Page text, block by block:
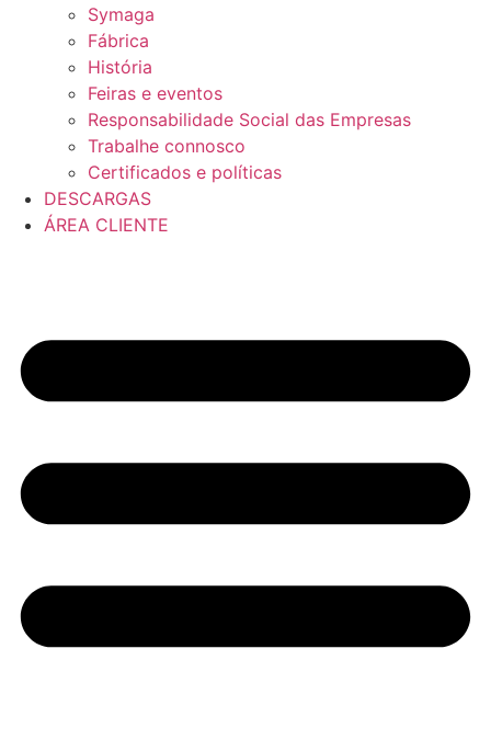
Symaga
Fábrica
História
Feiras e eventos
Responsabilidade Social das Empresas
Trabalhe connosco
Certificados e políticas
DESCARGAS
ÁREA CLIENTE